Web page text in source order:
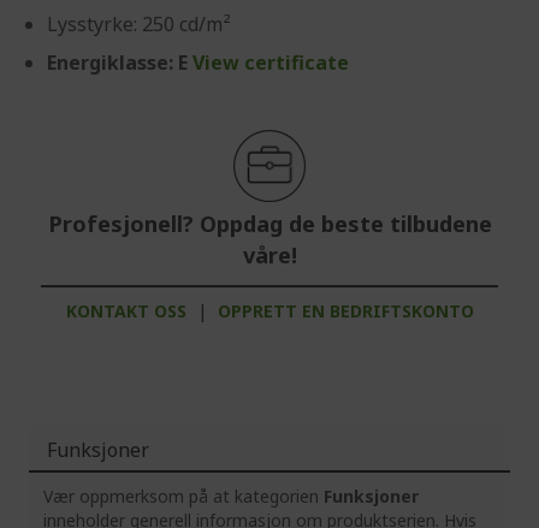
Lysstyrke: 250 cd/m²
Energiklasse: E View certificate
Profesjonell? Oppdag de beste tilbudene
våre!
KONTAKT OSS | OPPRETT EN BEDRIFTSKONTO
Funksjoner
Vær oppmerksom på at kategorien Funksjoner
inneholder generell informasjon om produktserien. Hvis